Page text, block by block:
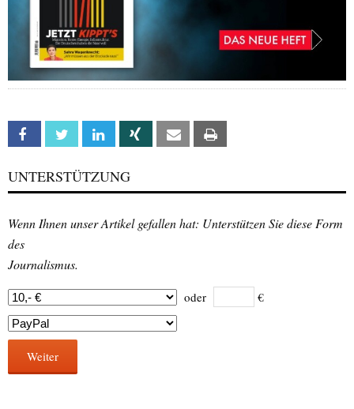
Facebook Twitter Linkedin Xing Email
UNTERSTÜTZUNG
Wenn Ihnen unser Artikel gefallen hat: Unterstützen Sie diese Form
des
Journalismus.
oder €
Weiter